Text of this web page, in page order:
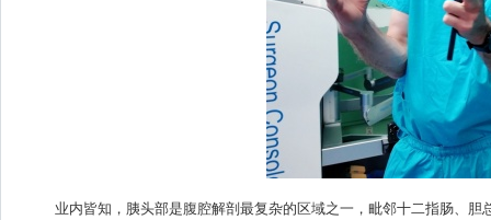
业内皆知，胰头部是腹腔解剖最复杂的区域之一，毗邻十二指肠、